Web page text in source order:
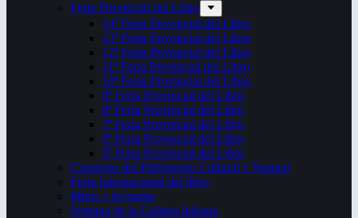
Feria Provincial del Libro
14ª Feria Provincial del Libro
13ª Feria Provincial del Libro
12ª Feria Provincial del Libro
11ª Feria Provincial del Libro
10ª Feria Provincial del Libro
9ª Feria Provincial del Libro
8ª Feria Provincial del Libro
7ª Feria Provincial del Libro
6ª Feria Provincial del Libro
5ª Feria Provincial del Libro
Congreso del Patrimonio Cultural y Natural
Feria Internacional del libro
Mitos y leyendas
Semana de la Cultura Italiana